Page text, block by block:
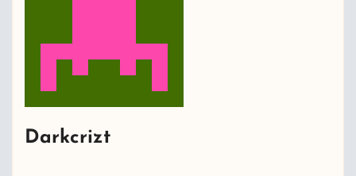
Darkcrizt